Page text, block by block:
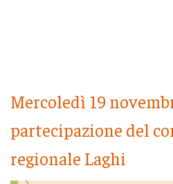
Mercoledì 19
partecipazione del
regionale Laghi